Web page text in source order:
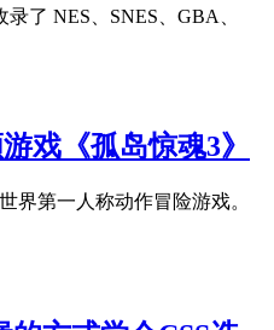
了 NES、SNES、GBA、
戏《孤岛惊魂3》
界第一人称动作冒险游戏。